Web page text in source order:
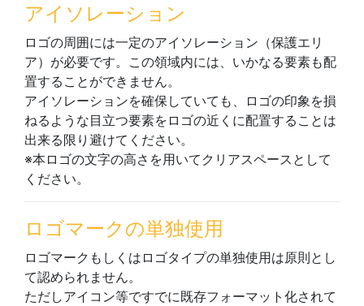
アイソレーション
ロゴの周囲には一定のアイソレーション（保護エリ
ア）が必要です。この領域内には、いかなる要素も配
置することができません。
アイソレーションを確保していても、ロゴの印象を損
ねるような目立つ要素をロゴの近くに配置することは
出来る限り避けてください。
※本ロゴの文字の高さを用いてクリアスペースとして
ください。
ロゴマークの単独使用
ロゴマークもしくはロゴタイプの単独使用は原則とし
て認められません。
ただしアイコン等ですでに既存フォーマット化されて